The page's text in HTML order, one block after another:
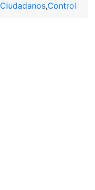
Salud mental
Ciudadanos,Control